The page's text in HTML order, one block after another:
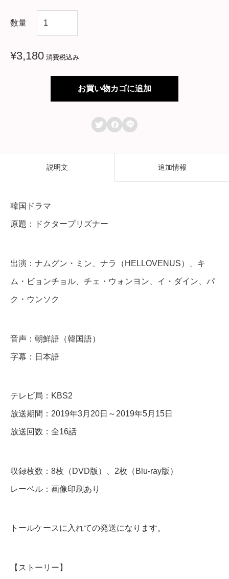
数量
国
ド
】
全
話
V
D
B
l
u
a
y
¥3,180 消費税込み
お買い物カゴに追加
  
説明文 追加情報
韓国ドラマ
原題：ドクタープリズナー
出演：ナムグン・ミン、ナラ（HELLOVENUS）、キ
ム・ビョンチョル、チェ・ウォンヨン、イ・ダイン、パ
ク・ウンソク
音声：朝鮮語（韓国語）
字幕：日本語
テレビ局：KBS2
放送期間：2019年3月20日～2019年5月15日
放送回数：全16話
収録枚数：8枚（DVD版）、2枚（Blu-ray版）
レーベル：画像印刷あり
トールケースに入れての発送になります。
【ストーリー】